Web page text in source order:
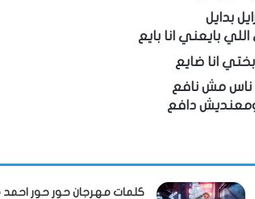
بدايل
بايعني انا بايع
انا ضايع
ناس مش نافع
دافع
كلمات مهرجان حور حور احمد